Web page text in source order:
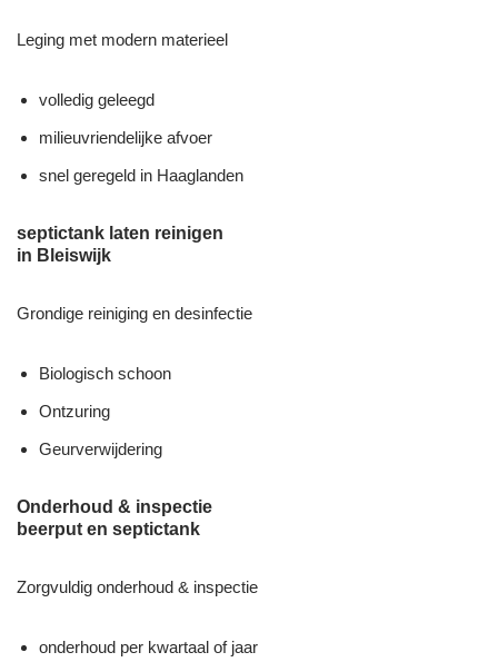
Leging met modern materieel
volledig geleegd
milieuvriendelijke afvoer
snel geregeld in Haaglanden
septictank laten reinigen
in Bleiswijk
Grondige reiniging en desinfectie
Biologisch schoon
Ontzuring
Geurverwijdering
Onderhoud & inspectie
beerput en septictank
Zorgvuldig onderhoud & inspectie
onderhoud per kwartaal of jaar